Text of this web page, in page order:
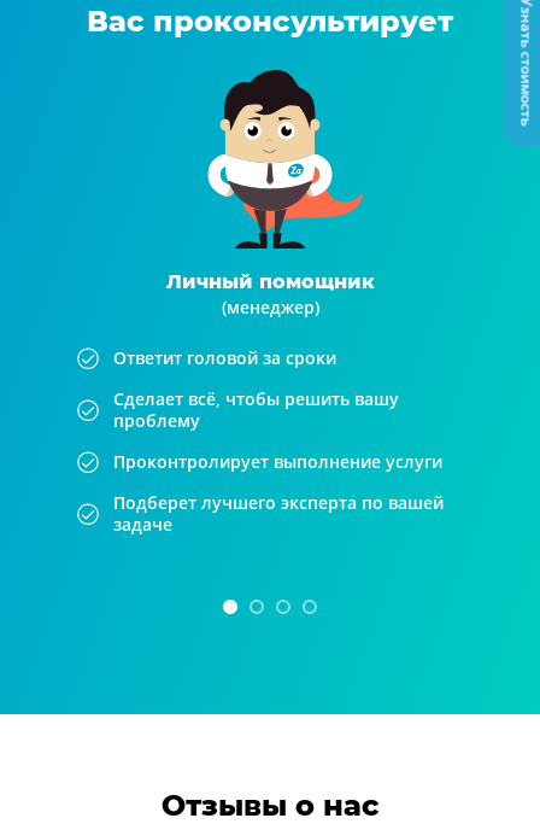
Вас проконсультирует
Личный помощник
(менеджер)
Ответит головой за сроки
Сделает всё, чтобы решить вашу
проблему
Проконтролирует выполнение услуги
Подберет лучшего эксперта по вашей
задаче
Отзывы о нас
Узнать стоимость